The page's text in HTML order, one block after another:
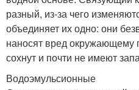
отделки
разный, из-за чего
объединяет их одно: они
наносят вред окружающему
сохнут и почти не имеют
Водоэмульсионные